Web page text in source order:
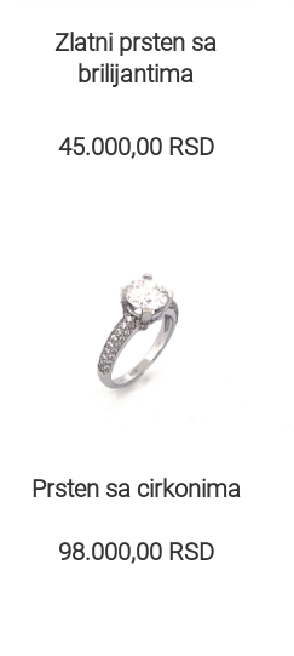
Zlatni prsten sa
brilijantima
45.000,00 RSD
Prsten sa cirkonima
98.000,00 RSD